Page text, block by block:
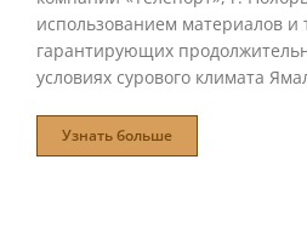
использованием материалов и
гарантирующих
условиях сурового климата
Узнать больше